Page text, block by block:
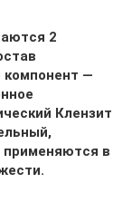
2
компонент —
Клензит
в